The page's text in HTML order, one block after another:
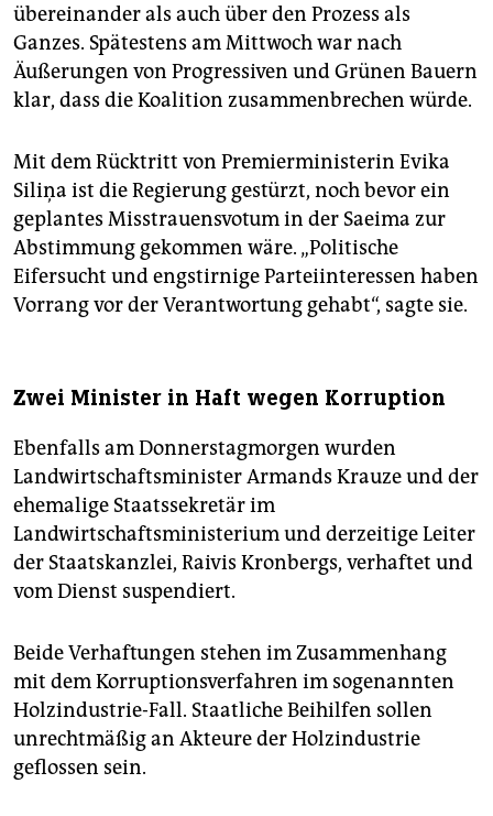
übereinander als auch über den Prozess als
Ganzes. Spätestens am Mittwoch war nach
Äußerungen von Progressiven und Grünen Bauern
klar, dass die Koalition zusammenbrechen würde.
Mit dem Rücktritt von Premierministerin Evika
Siliņa ist die Regierung gestürzt, noch bevor ein
geplantes Misstrauensvotum in der Saeima zur
Abstimmung gekommen wäre. „Politische
Eifersucht und engstirnige Parteiinteressen haben
Vorrang vor der Verantwortung gehabt“, sagte sie.
Zwei Minister in Haft wegen Korruption
Ebenfalls am Donnerstagmorgen wurden
Landwirtschaftsminister Armands Krauze und der
ehemalige Staatssekretär im
Landwirtschaftsministerium und derzeitige Leiter
der Staatskanzlei, Raivis Kronbergs, verhaftet und
vom Dienst suspendiert.
Beide Verhaftungen stehen im Zusammenhang
mit dem Korruptionsverfahren im sogenannten
Holzindustrie-Fall. Staatliche Beihilfen sollen
unrechtmäßig an Akteure der Holzindustrie
geflossen sein.